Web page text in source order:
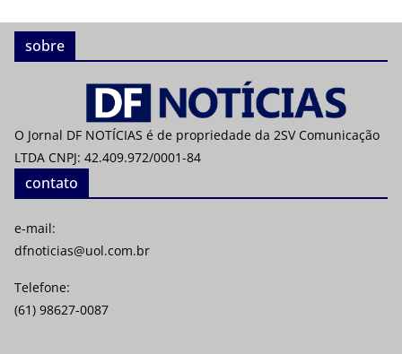
sobre
O Jornal DF NOTÍCIAS é de propriedade da 2SV Comunicação
LTDA CNPJ: 42.409.972/0001-84
contato
e-mail:
dfnoticias@uol.com.br
Telefone:
(61) 98627-0087